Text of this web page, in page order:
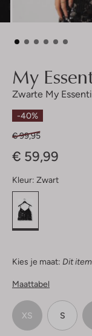
My
Zwarte My
-40%
€ 99,95
€ 59,99
Kleur: Zwart
Kies je maat: Dit
Maattabel
XS S